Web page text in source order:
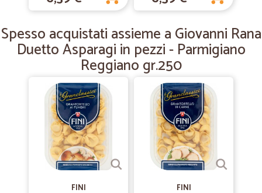
06/08/2019
Ester C.
Veloce e affidabile
Spesso acquistati assieme a Giovanni Rana
Duetto Asparagi in pezzi - Parmigiano
Reggiano gr.250
FINI
FINI